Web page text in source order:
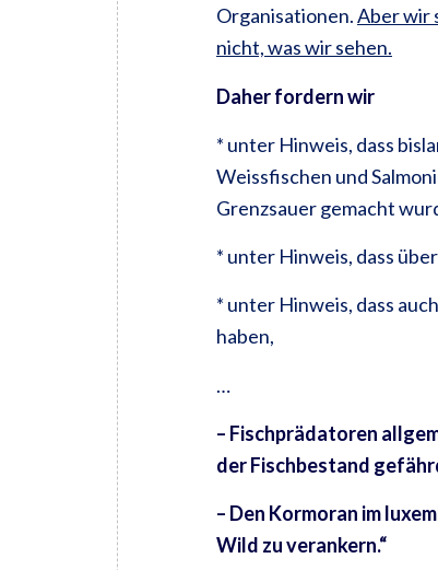
Organisationen.Aber wir
nicht, was wir sehen.
Daher fordern wir
* unter Hinweis, dass
Weissfischen und
Grenzsauer gemacht
* unter Hinweis, dass
* unter Hinweis, dass
haben,
…
– Fischprädatoren
der Fischbestand
– Den Kormoran im
Wild zu verankern.“